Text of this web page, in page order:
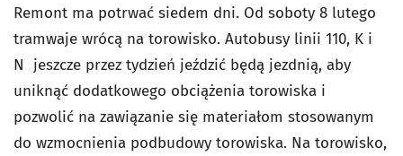
Remont ma potrwać siedem dni. Od soboty 8 lutego
tramwaje wrócą na torowisko. Autobusy linii 110, K i
N jeszcze przez tydzień jeździć będą jezdnią, aby
uniknąć dodatkowego obciążenia torowiska i
pozwolić na zawiązanie się materiałom stosowanym
do wzmocnienia podbudowy torowiska. Na torowisko,